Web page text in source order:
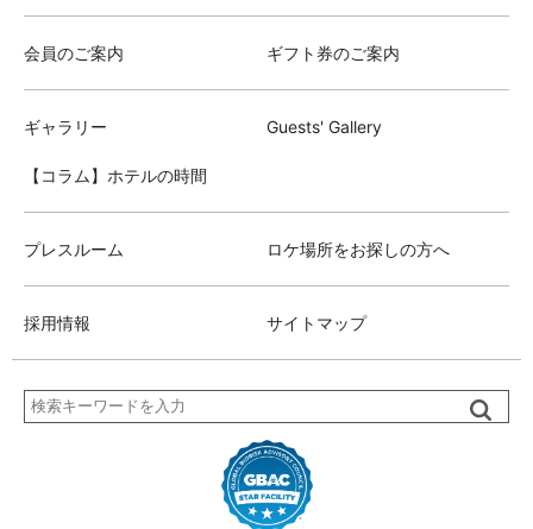
会員のご案内 ギフト券のご案内
ギャラリー Guests' Gallery
【コラム】ホテルの時間
プレスルーム ロケ場所をお探しの方へ
採用情報 サイトマップ